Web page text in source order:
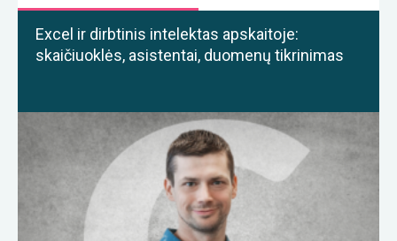
Excel ir dirbtinis intelektas apskaitoje:
skaičiuoklės, asistentai, duomenų tikrinimas